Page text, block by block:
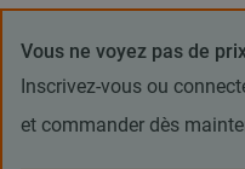
Vous ne voyez pas de
Inscrivez-vous ou
et commander dès